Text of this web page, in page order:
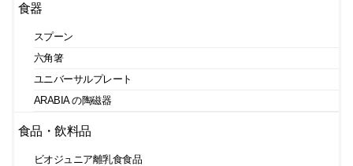
食器
スプーン
六角箸
ユニバーサルプレート
ARABIA の陶磁器
食品・飲料品
ビオジュニア離乳食食品